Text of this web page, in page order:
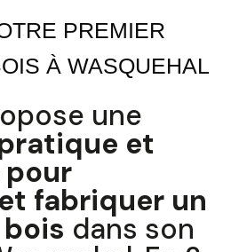
À WASQUEHAL
une
et
fabriquer un
dans son